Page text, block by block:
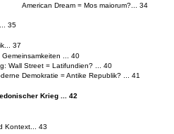
American Dream = Mos maiorum?... 34
35
37
... 40
Wall Street = Latifundien? ... 40
Demokratie = Antike Republik? ... 41
Krieg ... 42
Kontext... 43